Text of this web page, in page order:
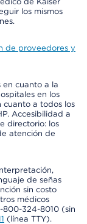
los mismos
de proveedores y
en cuanto a la
en los
cuanto a todos los
Accesibilidad a
directorio: los
atención de
de señas
sin costo
médicos
800-324-8010 (sin
(línea TTY).